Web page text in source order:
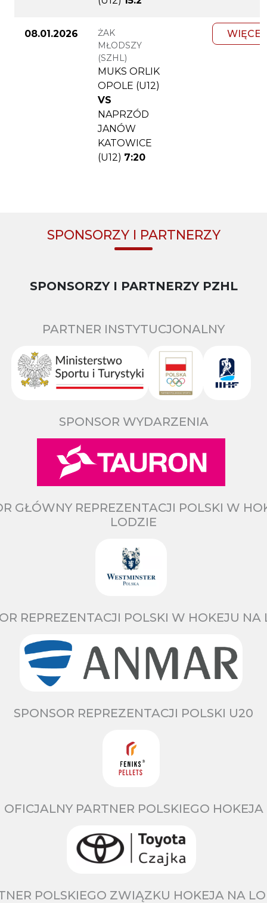
08.01.2026
ŻAK
MŁODSZY
(SZHL)
MUKS ORLIK
OPOLE (U12)
VS
NAPRZÓD
JANÓW
KATOWICE
(U12) 7:20
WIĘCEJ
SPONSORZY I PARTNERZY
SPONSORZY I PARTNERZY PZHL
PARTNER INSTYTUCJONALNY
SPONSOR WYDARZENIA
GŁÓWNY REPREZENTACJI POLSKI W
LODZIE
REPREZENTACJI POLSKI W HOKEJU NA
SPONSOR REPREZENTACJI POLSKI U20
OFICJALNY PARTNER POLSKIEGO HOKEJA
POLSKIEGO ZWIĄZKU HOKEJA NA